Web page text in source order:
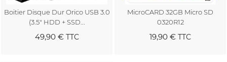
Boitier Disque Dur Orico USB 3.0
(3.5" HDD + SSD...
49,90 €TTC
MicroCARD 32GB Micro SD
0320R12
19,90 € TTC